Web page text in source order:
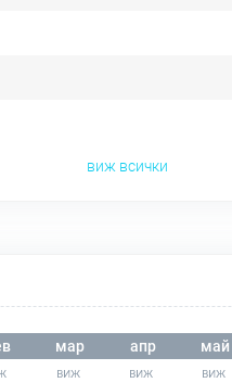
виж всички
мар апр май